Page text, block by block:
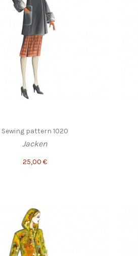
Sewing pattern 1020
Jacken
25,00 €